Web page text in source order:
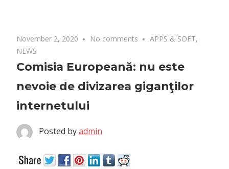
November 2, 2020 No comments APPS & SOFT,
NEWS
Comisia Europeană: nu este
nevoie de divizarea giganţilor
internetului
Posted byadmin